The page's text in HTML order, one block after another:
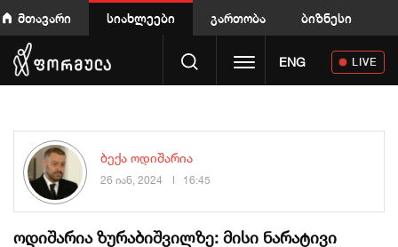
მთავარი სიახლეები გართობა ბიზნესი
Toggle navigation
ENG LIVE
ბექა ოდიშარია
26 იან, 2024 16:45
ოდიშარია ზურაბიშვილზე: მისი ნარატივი